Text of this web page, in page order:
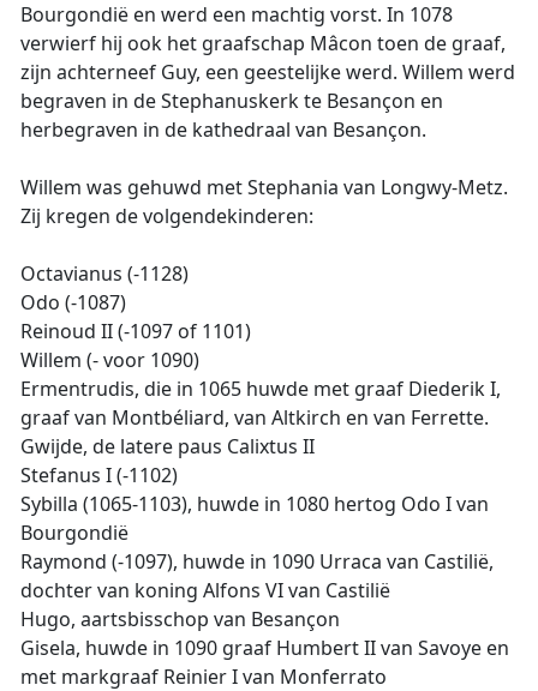
Bourgondië en werd een machtig vorst. In 1078
verwierf hij ook het graafschap Mâcon toen de graaf,
zijn achterneef Guy, een geestelijke werd. Willem werd
begraven in de Stephanuskerk te Besançon en
herbegraven in de kathedraal van Besançon.
Willem was gehuwd met Stephania van Longwy-Metz.
Zij kregen de volgendekinderen:
Octavianus (-1128)
Odo (-1087)
Reinoud II (-1097 of 1101)
Willem (- voor 1090)
Ermentrudis, die in 1065 huwde met graaf Diederik I,
graaf van Montbéliard, van Altkirch en van Ferrette.
Gwijde, de latere paus Calixtus II
Stefanus I (-1102)
Sybilla (1065-1103), huwde in 1080 hertog Odo I van
Bourgondië
Raymond (-1097), huwde in 1090 Urraca van Castilië,
dochter van koning Alfons VI van Castilië
Hugo, aartsbisschop van Besançon
Gisela, huwde in 1090 graaf Humbert II van Savoye en
met markgraaf Reinier I van Monferrato